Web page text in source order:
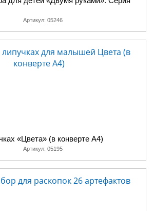
Артикул: 05246
«Цвета» (в конверте A4)
Артикул: 05195